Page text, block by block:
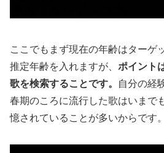
ここでもまず現在の年齢はターゲ
推定年齢を入れますが、 ポイント
歌を検索することです。
自分の経
春期のころに流行した歌はいまで
憶されていることが多いからです。